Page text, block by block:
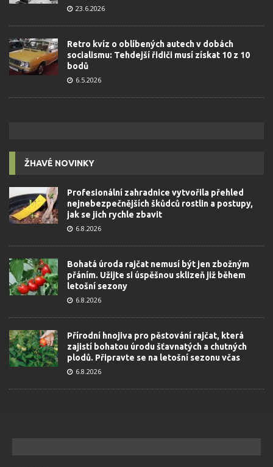
23.6.2026
Retro kvíz o oblíbených autech v dobách
socialismu: Tehdejší řidiči musí získat 10 z 10
bodů
6.5.2026
ŽHAVÉ NOVINKY
Profesionální zahradnice vytvořila přehled
nejnebezpečnějších škůdců rostlin a postupy,
jak se jich rychle zbavit
6.8.2026
Bohatá úroda rajčat nemusí být jen zbožným
přáním. Užijte si úspěšnou sklizeň již během
letošní sezony
6.8.2026
Přírodní hnojiva pro pěstování rajčat, která
zajistí bohatou úrodu šťavnatých a chutných
plodů. Připravte se na letošní sezonu včas
6.8.2026